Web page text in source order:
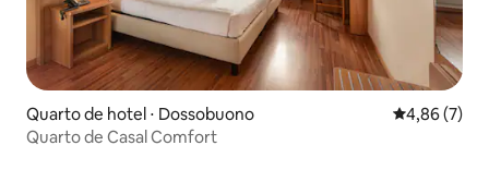
Quarto de hotel ⋅ Dossobuono 4,86 de uma
4,86 (7)
Quarto de Casal Comfort